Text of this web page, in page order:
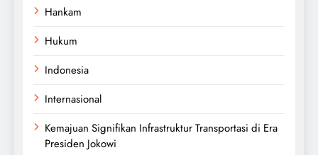
Hankam
Hukum
Indonesia
Internasional
Kemajuan Signifikan Infrastruktur Transportasi di Era
Presiden Jokowi